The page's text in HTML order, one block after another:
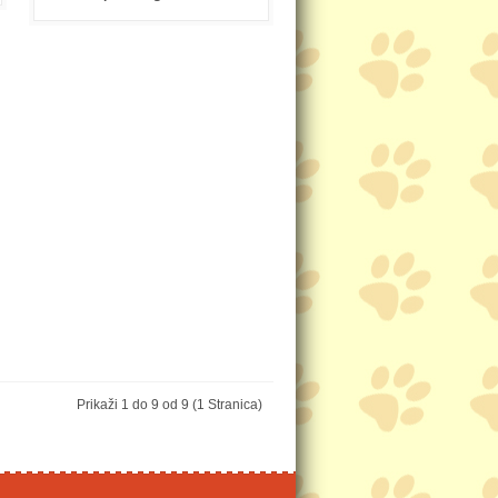
Prikaži 1 do 9 od 9 (1 Stranica)